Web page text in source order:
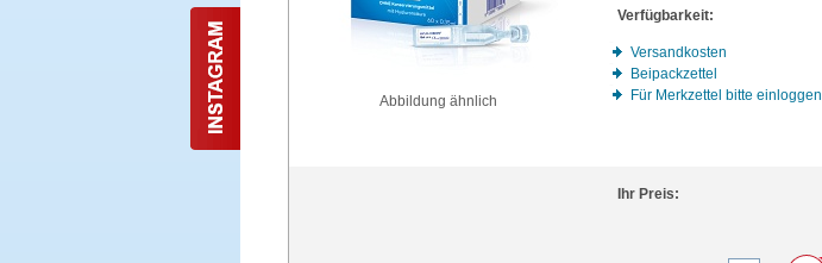
Abbildung ähnlich
Verfügbarkeit:
Versandkosten
Beipackzettel
Für Merkzettel bitte einloggen
Ihr Preis: